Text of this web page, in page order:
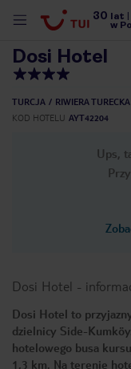
30 lat
w
Dosi Hotel
TURCJA RIWIERA TURECKA
KOD HOTELU AYT42204
Ups,
Dosi Hotel -
Dosi Hotel to
dzielnicy Side-
hotelowego busa
1,3 km. Na terenie